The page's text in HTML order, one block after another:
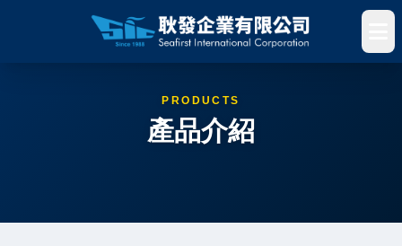
PRODUCTS
產品介紹